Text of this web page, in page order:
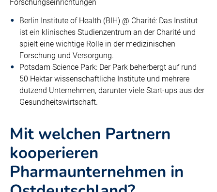
Forschungseinrichtungen
Berlin Institute of Health (BIH) @ Charité: Das Institut
ist ein klinisches Studienzentrum an der Charité und
spielt eine wichtige Rolle in der medizinischen
Forschung und Versorgung.
Potsdam Science Park: Der Park beherbergt auf rund
50 Hektar wissenschaftliche Institute und mehrere
dutzend Unternehmen, darunter viele Start-ups aus der
Gesundheitswirtschaft.
Mit welchen Partnern
kooperieren
Pharmaunternehmen in